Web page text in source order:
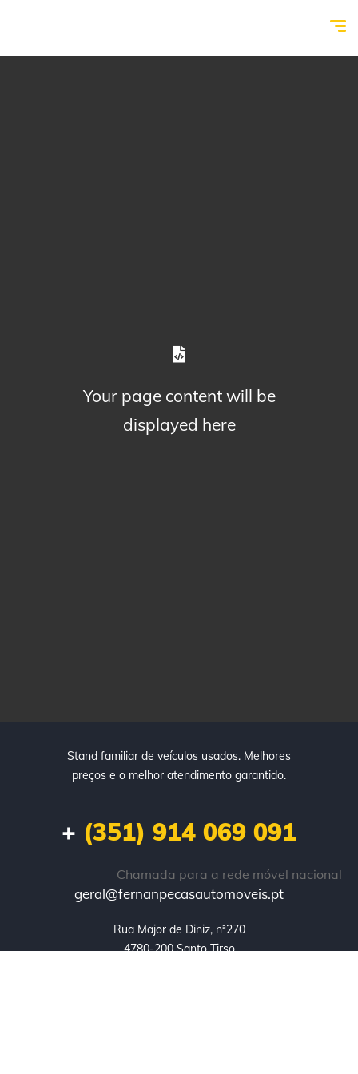
Your page content will be
displayed here
Stand familiar de veículos usados. Melhores
preços e o melhor atendimento garantido.
+ (351) 914 069 091
Chamada para a rede móvel nacional
geral@fernanpecasautomoveis.pt
Rua Major de Diniz, nª270
4780-200 Santo Tirso